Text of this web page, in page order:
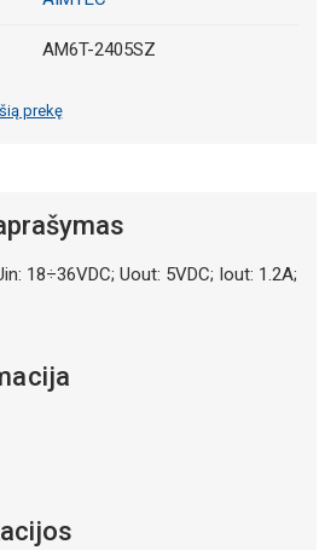
AM6T-2405SZ
prekę
18÷36VDC; Uout: 5VDC; Iout: 1.2A;